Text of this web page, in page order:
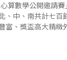
算數學公開邀請
、中、南共計七百
、獎盃高大精緻